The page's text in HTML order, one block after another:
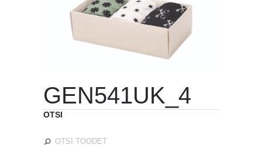
GEN541UK_4
OTSI